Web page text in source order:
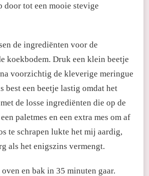
door tot een mooie stevige
de ingrediënten voor de
koekbodem. Druk een klein beetje
voorzichtig de kleverige meringue
best een beetje lastig omdat het
de losse ingrediënten die op de
paletmes en een extra mes om af
te schrapen lukte het mij aardig,
als het enigszins vermengt.
en bak in 35 minuten gaar.